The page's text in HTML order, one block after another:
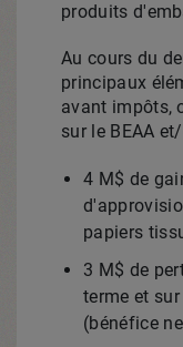
produits
Au cours du
principaux
avant impôts,
sur le BEAA
4 M$ de
papiers
3 M$ de
terme et
(bénéfice